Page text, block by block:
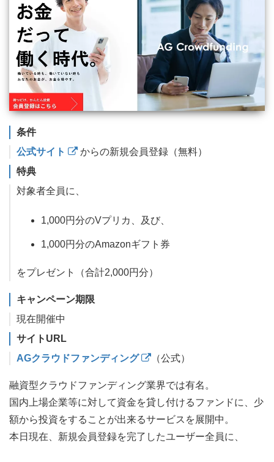
条件
公式サイト
からの新規会員登録（無料）
特典
対象者全員に、
1,000円分のVプリカ、及び、
1,000円分のAmazonギフト券
をプレゼント（合計2,000円分）
キャンペーン期限
現在開催中
サイトURL
AGクラウドファンディング
（公式）
融資型クラウドファンディング業界では有名。
国内上場企業等に対して資金を貸し付けるファンドに、少
額から投資をすることが出来るサービスを展開中。
本日現在、新規会員登録を完了したユーザー全員に、